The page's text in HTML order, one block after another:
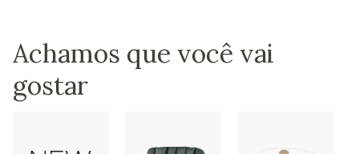
Achamos que você vai
gostar